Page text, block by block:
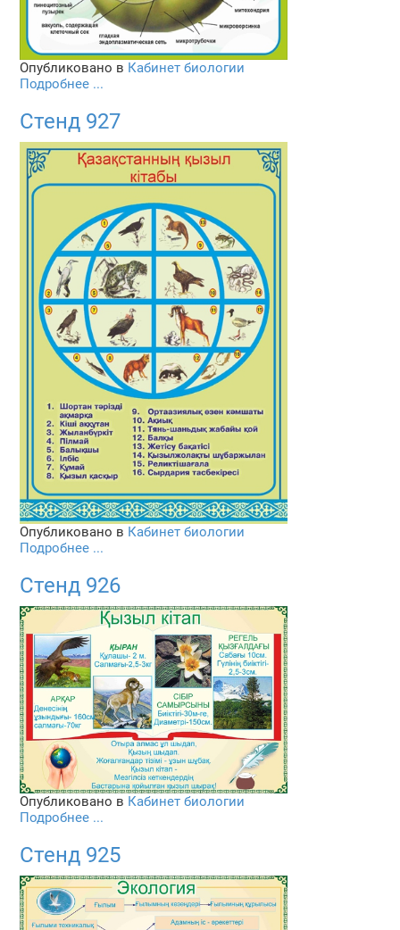
Опубликовано в Кабинет биологии
Подробнее ...
Стенд 927
Опубликовано в Кабинет биологии
Подробнее ...
Стенд 926
Опубликовано в Кабинет биологии
Подробнее ...
Стенд 925